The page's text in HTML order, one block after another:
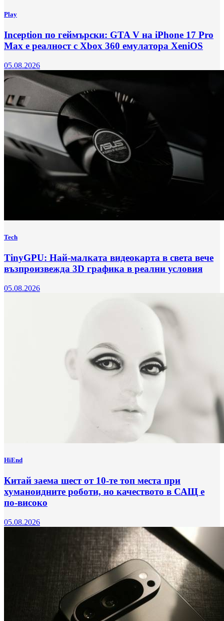
Play
Inception по геймърски: GTA V на iPhone 17 Pro
Max е реалност с Xbox 360 емулатора XeniOS
05.08.2026
Tech
TinyGPU: Най-малката видеокарта в света вече
възпроизвежда 3D графика в реални условия
05.08.2026
HiEnd
Китай заема шест от 10-те топ места при
хуманоидните роботи, но качеството в САЩ е
по-високо
05.08.2026